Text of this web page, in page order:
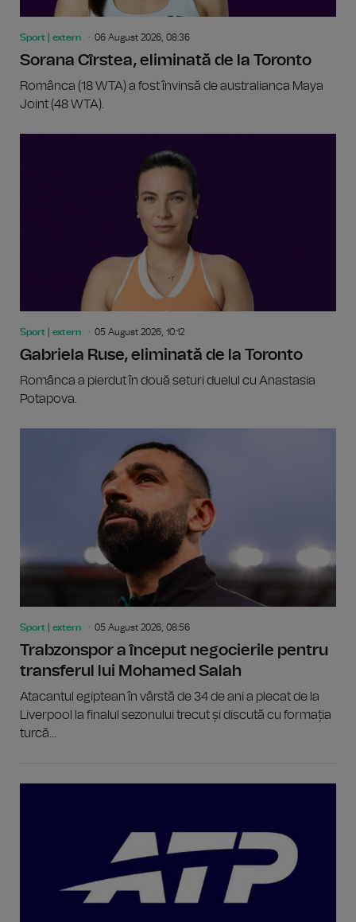
Sport | extern 06 August 2026, 08:36
Sorana Cîrstea, eliminată de la Toronto
Românca (18 WTA) a fost învinsă de australianca Maya
Joint (48 WTA).
Sport | extern 05 August 2026, 10:12
Gabriela Ruse, eliminată de la Toronto
Românca a pierdut în două seturi duelul cu Anastasia
Potapova.
Sport | extern 05 August 2026, 08:56
Trabzonspor a început negocierile pentru
transferul lui Mohamed Salah
Atacantul egiptean în vârstă de 34 de ani a plecat de la
Liverpool la finalul sezonului trecut și discută cu formația
turcă...